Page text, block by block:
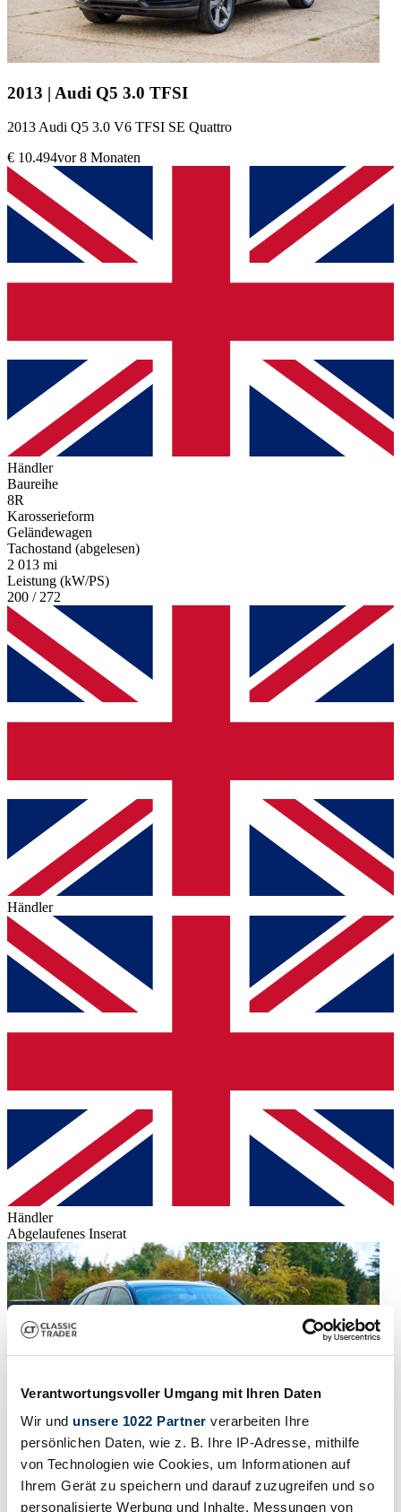
Verantwortungsvoller Umgang mit Ihren Daten
Wir und unsere 1022 Partner verarbeiten Ihre
persönlichen Daten, wie z. B. Ihre IP-Adresse, mithilfe
von Technologien wie Cookies, um Informationen auf
Ihrem Gerät zu speichern und darauf zuzugreifen und so
personalisierte Werbung und Inhalte, Messungen von
2013 | Audi Q5 3.0 TFSI
2013 Audi Q5 3.0 V6 TFSI SE Quattro
€ 10.494vor 8 Monaten
Händler
Baureihe
8R
Karosserieform
Geländewagen
Tachostand (abgelesen)
2 013 mi
Leistung (kW/PS)
200 / 272
Händler
Händler
Abgelaufenes Inserat
2013 | Audi Q5 3.2 FSI